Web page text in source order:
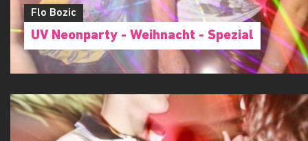
Flo Bozic
UV Neonparty - Weihnacht - Spezial